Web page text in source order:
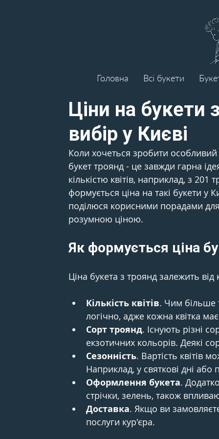
Головна Всі букети
Ціни на букети
вибір у Києві
Коли хочеться зробити
букет троянд - це завжди гарна
кількістю квітів, наприклад, з
формується ціна на такі букети у
поділюся корисними порадами
розумною ціною.
Як формується ціна
Ціна букета з троянд залежить
Кількість квітів. Чим більше
логічно, адже кожна квітка
Сорт троянд. Існують різні
екзотичних кольорів. Деякі
Сезонність. Вартість квітів
Наприклад, у святкові дні
Оформлення букета.
стрічки, зелень, також
Доставка. Якщо ви
послуги кур'єра.